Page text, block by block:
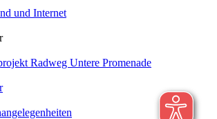
und Internet
Radweg Untere Promenade